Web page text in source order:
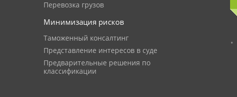
Перевозка грузов
Минимизация рисков
Таможенный консалтинг
Представление интересов в суде
Предварительные решения по
классификации